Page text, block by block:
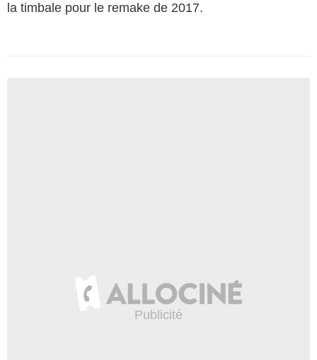
la timbale pour le remake de 2017.